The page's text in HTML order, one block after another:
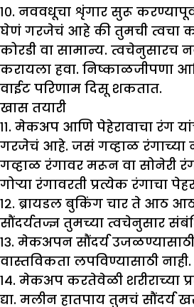
१०. नववधूचा शृंगार सुरू
घेणं गरजेचं आहे की तुमची त्वचा
कोरडी वा सामान्य. त्वचेनुसारच
करायला हवा. निष्काळजीपणा
वाईट परिणाम दिसू शकतात.
खास तयारी
११. मेकअप आणि पेहेरावाचा रंग
गरजेचं आहे. जसं गव्हाळ रंगाच्या
गव्हाळ रंगावर मरून वा सोनेरी
गोऱ्या रंगावरती प्रत्येक रंगाचा
१२. ब्रायडल बुकिंग चार ते आठ
सौंदर्यतज्ज्ञ तुमच्या त्वचेनुसार
१३. मेकअपन सौंदर्य
वास्तविकता लपविण्यासाठी नाही.
१४. मेकअप करतेवेळी शरीराच्या
द्या. मलीन हातपाय तुमचं